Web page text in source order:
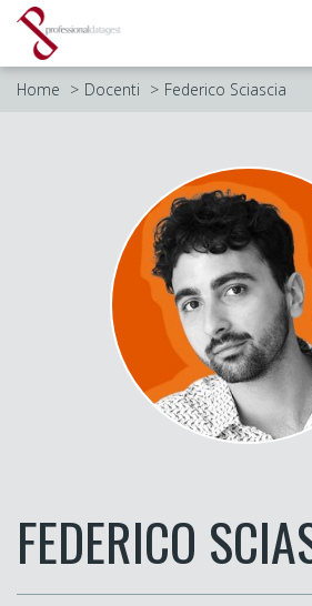
Home Docenti Federico Sciascia
FEDERICO